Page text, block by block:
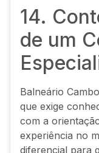
14.
de um
Balneário
que exige
com a
experiência no
diferencial para